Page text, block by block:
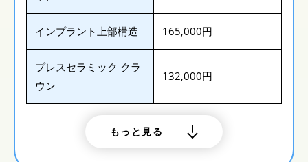
インプラント上部構造 165,000円
プレスセラミック クラ
ウン
132,000円
もっと見る